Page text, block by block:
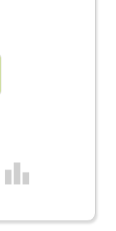
leaderboard